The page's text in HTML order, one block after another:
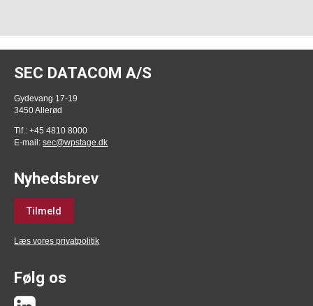
SEC DATACOM A/S
Gydevang 17-19
3450 Allerød
Tlf.: +45 4810 8000
E-mail:sec@wpstage.dk
Nyhedsbrev
Tilmeld
Læs vores privatpolitik
Følg os